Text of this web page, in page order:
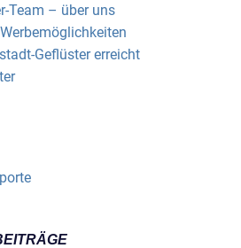
Team – über uns
Geflüster erreicht